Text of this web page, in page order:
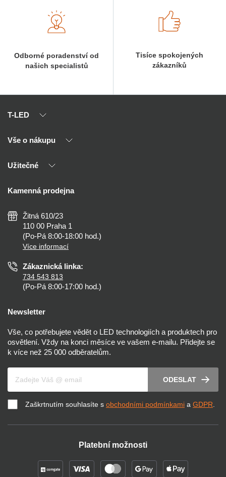
Odborné poradenství od
našich specialistů
Tisíce spokojených
zákazníků
T-LED
O nás
Kontakty
Vše o nákupu
Výhody T-LED
Montáž
Nejčastější dotazy
Než koupíte
Osvětlení dle místnosti
Užitečné
Reklamace a vrácení
Zásady ochrany soukromí
Nastavení cookies
Prohlášení o přístupnosti
Kamenná prodejna
Žitná 610/23
110 00 Praha 1
(Po-Pá 8:00-18:00 hod.)
Více informací
Zákaznická linka:
734 543 813
(Po-Pá 8:00-17:00 hod.)
Newsletter
Vše, co potřebujete vědět o LED technologiích a produktech pro
osvětlení. Vždy na konci měsíce ve vašem e-mailu. Přidejte se
k více než 25 000 odběratelům.
ODESLAT
Zaškrtnutím souhlasíte s obchodními podmínkami a GDPR.
Platební možnosti